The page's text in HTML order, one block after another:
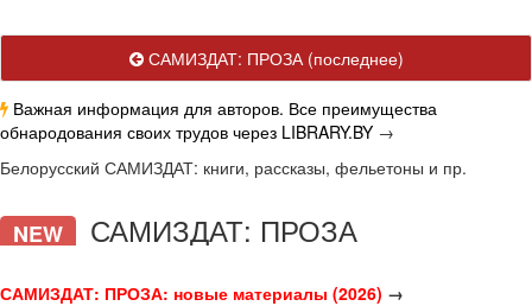
САМИЗДАТ: ПРОЗА(последнее)
Важная информация для авторов. Все преимущества
обнародования своих трудов через LIBRARY.BY →
Белорусский САМИЗДАТ: книги, рассказы, фельетоны и пр.
NEW САМИЗДАТ: ПРОЗА
САМИЗДАТ: ПРОЗА: новые материалы (2026) →